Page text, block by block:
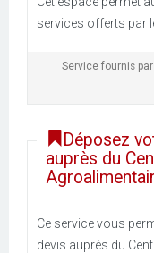
services offerts par
Service fournis par
Déposez
auprès du
Ce service vous
devis auprès du